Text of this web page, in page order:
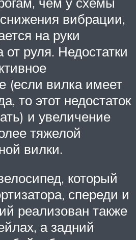
вибрации,
на руки
от руля. Недостатки
(если вилка имеет
то этот недостаток
и увеличение
тяжелой
вилки.
который
спереди и
реализован также
а задний